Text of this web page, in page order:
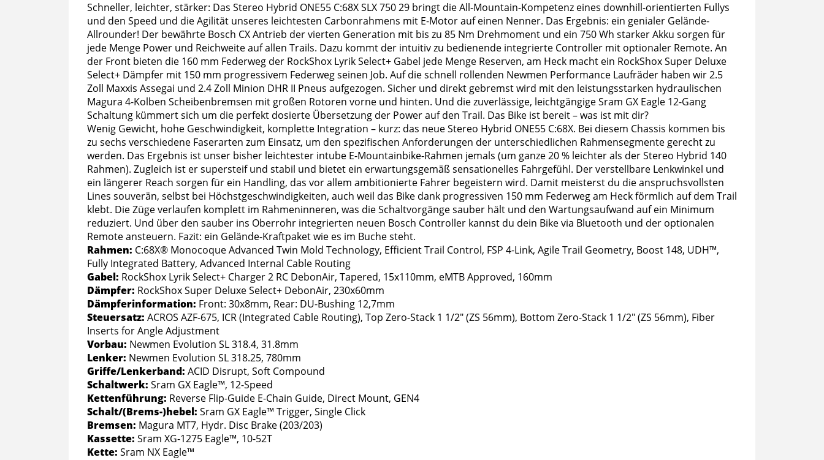
Schneller, leichter, stärker: Das Stereo Hybrid ONE55 C:68X SLX 750 29 bringt die All-Mountain-Kompetenz eines downhill-orientierten Fullys
und den Speed und die Agilität unseres leichtesten Carbonrahmens mit E-Motor auf einen Nenner. Das Ergebnis: ein genialer Gelände-
Allrounder! Der bewährte Bosch CX Antrieb der vierten Generation mit bis zu 85 Nm Drehmoment und ein 750 Wh starker Akku sorgen für
jede Menge Power und Reichweite auf allen Trails. Dazu kommt der intuitiv zu bedienende integrierte Controller mit optionaler Remote. An
der Front bieten die 160 mm Federweg der RockShox Lyrik Select+ Gabel jede Menge Reserven, am Heck macht ein RockShox Super Deluxe
Select+ Dämpfer mit 150 mm progressivem Federweg seinen Job. Auf die schnell rollenden Newmen Performance Laufräder haben wir 2.5
Zoll Maxxis Assegai und 2.4 Zoll Minion DHR II Pneus aufgezogen. Sicher und direkt gebremst wird mit den leistungsstarken hydraulischen
Magura 4-Kolben Scheibenbremsen mit großen Rotoren vorne und hinten. Und die zuverlässige, leichtgängige Sram GX Eagle 12-Gang
Schaltung kümmert sich um die perfekt dosierte Übersetzung der Power auf den Trail. Das Bike ist bereit – was ist mit dir?
Wenig Gewicht, hohe Geschwindigkeit, komplette Integration – kurz: das neue Stereo Hybrid ONE55 C:68X. Bei diesem Chassis kommen bis
zu sechs verschiedene Faserarten zum Einsatz, um den spezifischen Anforderungen der unterschiedlichen Rahmensegmente gerecht zu
werden. Das Ergebnis ist unser bisher leichtester intube E-Mountainbike-Rahmen jemals (um ganze 20 % leichter als der Stereo Hybrid 140
Rahmen). Zugleich ist er supersteif und stabil und bietet ein erwartungsgemäß sensationelles Fahrgefühl. Der verstellbare Lenkwinkel und
ein längerer Reach sorgen für ein Handling, das vor allem ambitionierte Fahrer begeistern wird. Damit meisterst du die anspruchsvollsten
Lines souverän, selbst bei Höchstgeschwindigkeiten, auch weil das Bike dank progressiven 150 mm Federweg am Heck förmlich auf dem Trail
klebt. Die Züge verlaufen komplett im Rahmeninneren, was die Schaltvorgänge sauber hält und den Wartungsaufwand auf ein Minimum
reduziert. Und über den sauber ins Oberrohr integrierten neuen Bosch Controller kannst du dein Bike via Bluetooth und der optionalen
Remote ansteuern. Fazit: ein Gelände-Kraftpaket wie es im Buche steht.
Rahmen: C:68X® Monocoque Advanced Twin Mold Technology, Efficient Trail Control, FSP 4-Link, Agile Trail Geometry, Boost 148, UDH™,
Fully Integrated Battery, Advanced Internal Cable Routing
Gabel: RockShox Lyrik Select+ Charger 2 RC DebonAir, Tapered, 15x110mm, eMTB Approved, 160mm
Dämpfer: RockShox Super Deluxe Select+ DebonAir, 230x60mm
Dämpferinformation: Front: 30x8mm, Rear: DU-Bushing 12,7mm
Steuersatz: ACROS AZF-675, ICR (Integrated Cable Routing), Top Zero-Stack 1 1/2" (ZS 56mm), Bottom Zero-Stack 1 1/2" (ZS 56mm), Fiber
Inserts for Angle Adjustment
Vorbau: Newmen Evolution SL 318.4, 31.8mm
Lenker: Newmen Evolution SL 318.25, 780mm
Griffe/Lenkerband: ACID Disrupt, Soft Compound
Schaltwerk: Sram GX Eagle™, 12-Speed
Kettenführung: Reverse Flip-Guide E-Chain Guide, Direct Mount, GEN4
Schalt/(Brems-)hebel: Sram GX Eagle™ Trigger, Single Click
Bremsen: Magura MT7, Hydr. Disc Brake (203/203)
Kassette: Sram XG-1275 Eagle™, 10-52T
Kette: Sram NX Eagle™